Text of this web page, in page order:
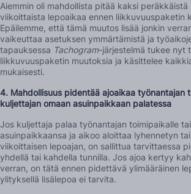
Aiemmin oli mahdollista pitää kaksi
viikoittaista lepoaikaa ennen liikkuvuuspaketin
Epäilemme, että tämä muutos lisää jonkin
vaikeuttaa asetuksen ymmärtämistä ja
tapauksessa Tachogram-järjestelmä tukee nyt
liikkuvuuspaketin muutoksia ja käsittelee
mukaisesti.
4. Mahdollisuus pidentää ajoaikaa työnantajan
kuljettajan omaan asuinpaikkaan palatessa
Jos kuljettaja palaa työnantajan toimipaikalle
asuinpaikkaansa ja aikoo aloittaa lyhennetyn
viikoittaisen lepoajan, on sallittua tarvittaessa
yhdellä tai kahdella tunnilla. Jos ajoa kertyy
verran, on tätä ennen pidettävä ylimääräinen
ylityksellä lisälepoa ei tarvita.